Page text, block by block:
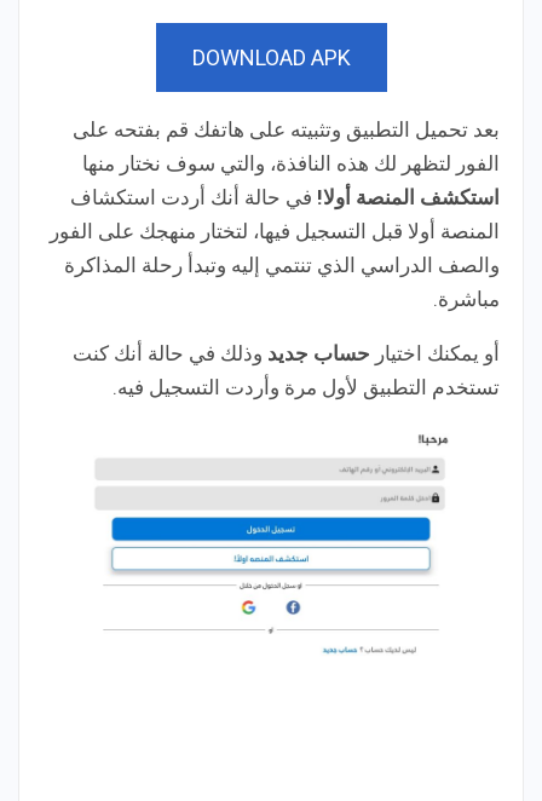
DOWNLOAD APK
بعد تحميل التطبيق وتثبيته على هاتفك قم بفتحه على
الفور لتظهر لك هذه النافذة، والتي سوف نختار منها
استكشف المنصة أولا! في حالة أنك أردت استكشاف
المنصة أولا قبل التسجيل فيها، لتختار منهجك على الفور
والصف الدراسي الذي تنتمي إليه وتبدأ رحلة المذاكرة
مباشرة.
أو يمكنك اختيار حساب جديد وذلك في حالة أنك كنت
تستخدم التطبيق لأول مرة وأردت التسجيل فيه.